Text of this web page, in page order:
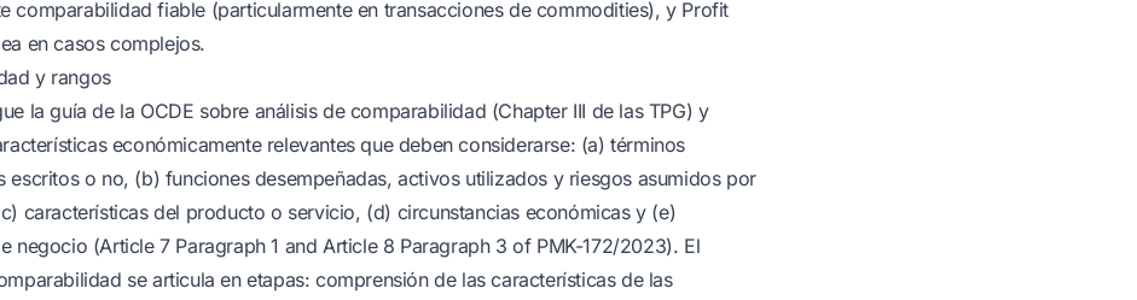
comparabilidad fiable (particularmente en transacciones de commodities), y Profit
en casos complejos.
y rangos
la guía de la OCDE sobre análisis de comparabilidad (Chapter III de las TPG) y
económicamente relevantes que deben considerarse: (a) términos
escritos o no, (b) funciones desempeñadas, activos utilizados y riesgos asumidos por
características del producto o servicio, (d) circunstancias económicas y (e)
negocio (Article 7 Paragraph 1 and Article 8 Paragraph 3 of PMK-172/2023). El
se articula en etapas: comprensión de las características de las